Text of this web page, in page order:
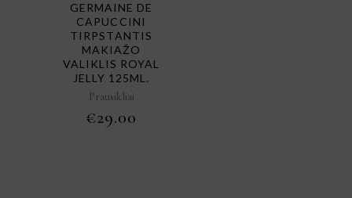
GERMAINE DE
CAPUCCINI
TIRPSTANTIS
MAKIAŽO
VALIKLIS ROYAL
JELLY 125ML.
Prausikliai
€29.00